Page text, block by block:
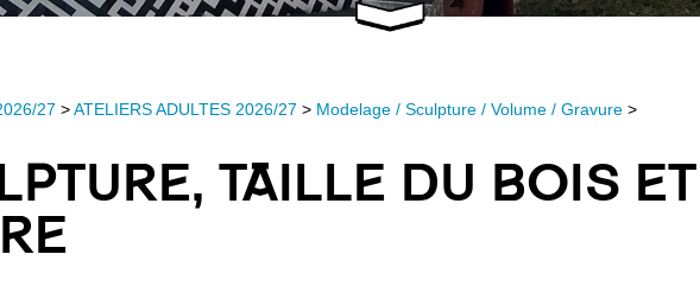
27 >ATELIERS ADULTES 2026/27 > Modelage / Sculpture / Volume / Gravure>
TAILLE DU BOIS